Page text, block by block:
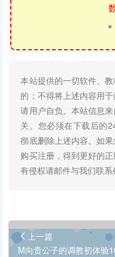
本站提供的一切软件、
的；不得将上述内容用
请用户自负。本站信息
关。您必须在下载后的
彻底删除上述内容。如
购买注册，得到更好的
有侵权请邮件与我们联系
上一篇
M向贵公子的调教初体验